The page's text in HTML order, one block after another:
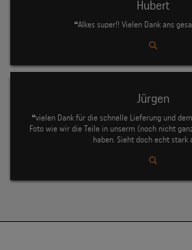
Hubert
❝Alkes super!! Vielen Dank ans
Jürgen
❝vielen Dank für die schnelle Lieferung und
Foto wie wir die Teile in unserm (noch nicht
haben. Sieht doch echt stark